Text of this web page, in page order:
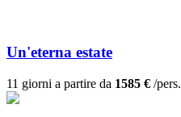
Un'eterna estate
11 giorni a partire da 1585 € /pers.